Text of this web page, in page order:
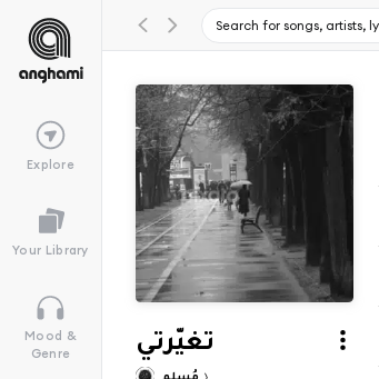
Explore
Your Library
Mood &
Genre
تغيّرتي